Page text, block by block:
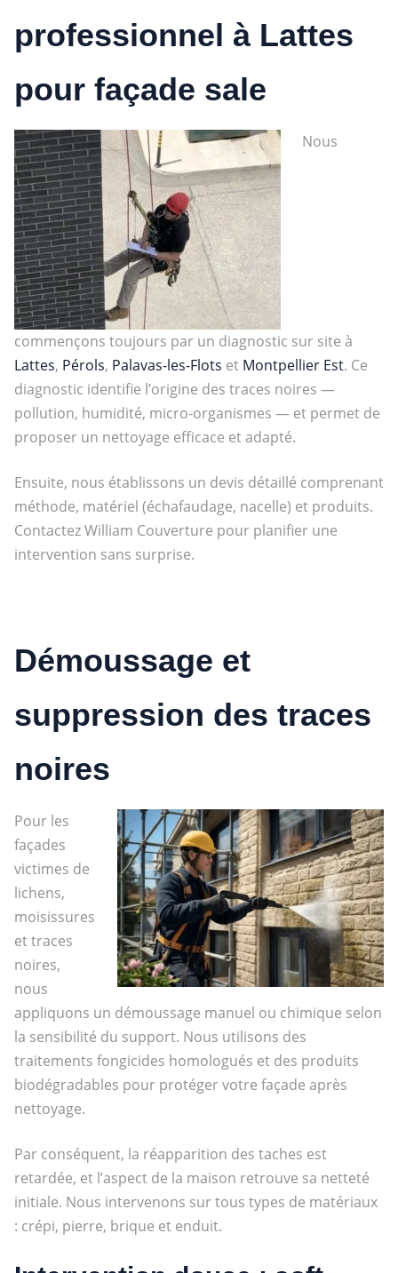
professionnel à Lattes
pour façade sale
Nous
commençons toujours par un diagnostic sur site à
Lattes, Pérols, Palavas-les-Flots et Montpellier Est. Ce
diagnostic identifie l’origine des traces noires —
pollution, humidité, micro-organismes — et permet de
proposer un nettoyage efficace et adapté.
Ensuite, nous établissons un devis détaillé comprenant
méthode, matériel (échafaudage, nacelle) et produits.
Contactez William Couverture pour planifier une
intervention sans surprise.
Démoussage et
suppression des traces
noires
Pour les
façades
victimes de
lichens,
moisissures
et traces
noires,
nous
appliquons un démoussage manuel ou chimique selon
la sensibilité du support. Nous utilisons des
traitements fongicides homologués et des produits
biodégradables pour protéger votre façade après
nettoyage.
Par conséquent, la réapparition des taches est
retardée, et l’aspect de la maison retrouve sa netteté
initiale. Nous intervenons sur tous types de matériaux
: crépi, pierre, brique et enduit.